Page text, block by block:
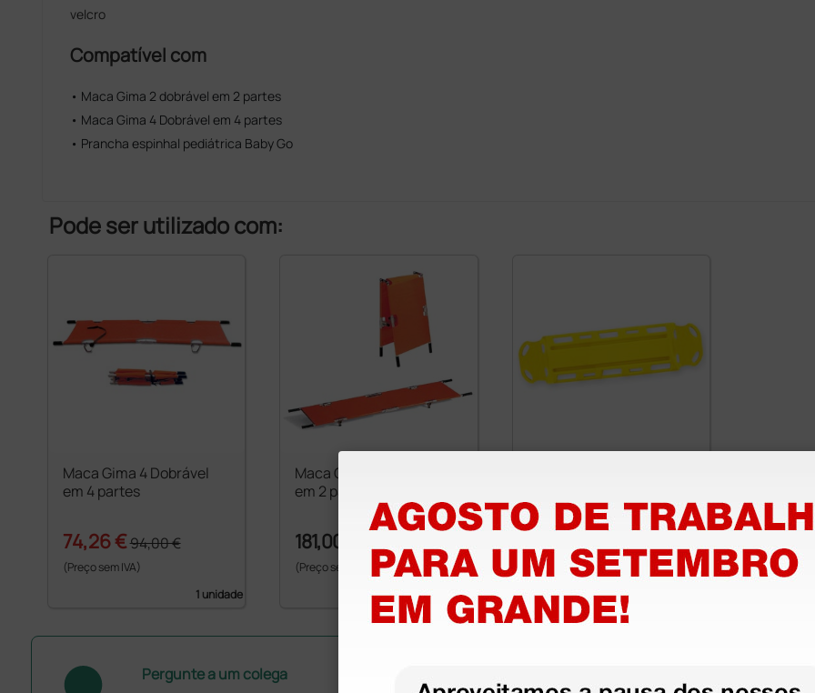
velcro
Compatível com
• Maca Gima 2 dobrável em 2 partes
• Maca Gima 4 Dobrável em 4 partes
• Prancha espinhal pediátrica Baby Go
Pode ser utilizado com:
Maca Gima 4 Dobrável
em 4 partes
74,26 €94,00 €
(Preço sem IVA)
1 unidade
Maca Gima 2 dobrável
em 2 partes
181,00 €
(Preço sem IVA)
1 unidade
198,00 €
(Preço sem IVA)
Pergunte a um colega